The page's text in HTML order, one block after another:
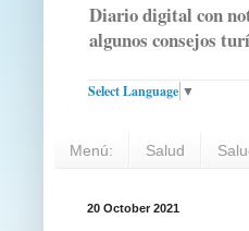
Diario digital con
algunos consejos
Select Language ▼
Menú: Salud
20 October 2021